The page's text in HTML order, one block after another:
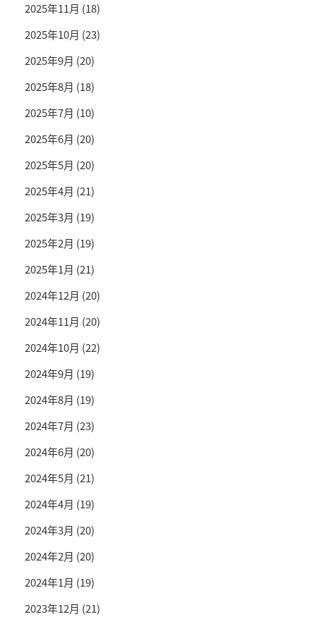
2025年11月 (18)
2025年10月 (23)
2025年9月 (20)
2025年8月 (18)
2025年7月 (10)
2025年6月 (20)
2025年5月 (20)
2025年4月 (21)
2025年3月 (19)
2025年2月 (19)
2025年1月 (21)
2024年12月 (20)
2024年11月 (20)
2024年10月 (22)
2024年9月 (19)
2024年8月 (19)
2024年7月 (23)
2024年6月 (20)
2024年5月 (21)
2024年4月 (19)
2024年3月 (20)
2024年2月 (20)
2024年1月 (19)
2023年12月 (21)